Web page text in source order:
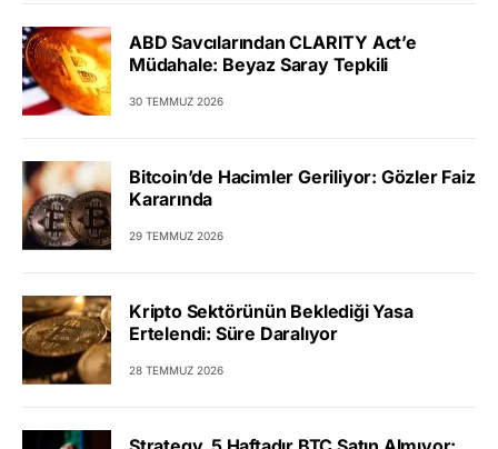
ABD Savcılarından CLARITY Act’e
Müdahale: Beyaz Saray Tepkili
30 TEMMUZ 2026
Bitcoin’de Hacimler Geriliyor: Gözler Faiz
Kararında
29 TEMMUZ 2026
Kripto Sektörünün Beklediği Yasa
Ertelendi: Süre Daralıyor
28 TEMMUZ 2026